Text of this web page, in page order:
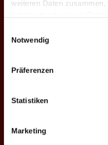
weiteren Daten
Notwendig
Präferenzen
Statistiken
Marketing
8
5
4